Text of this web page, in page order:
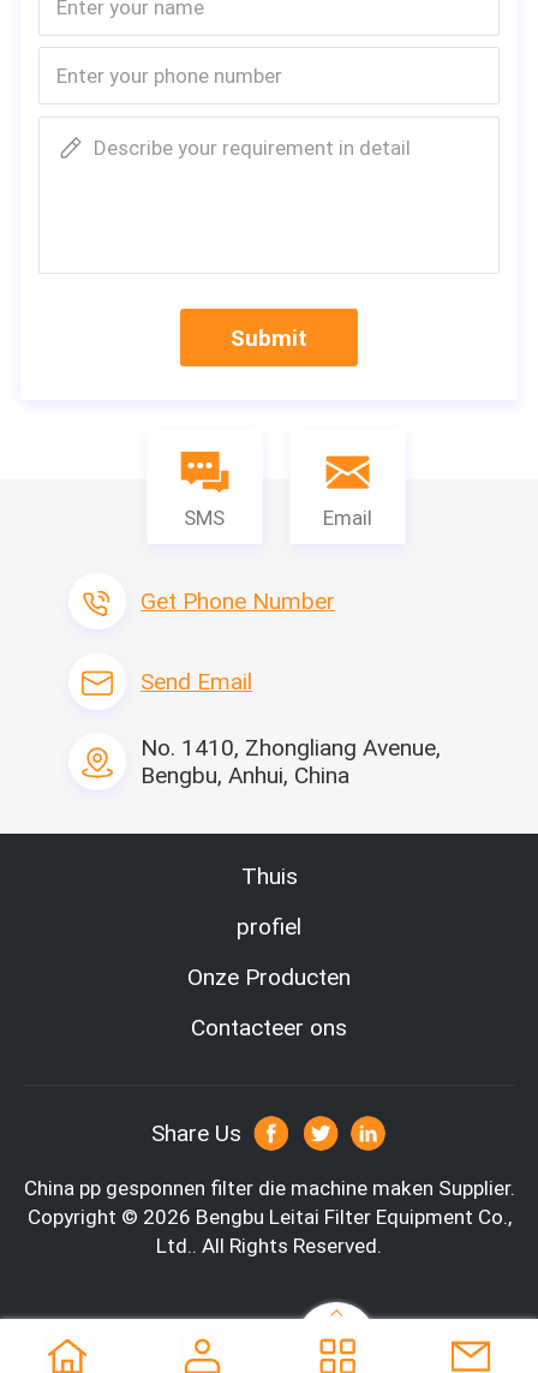
verwante producten
Describe your requirement in detail
Submit
SMS Email
Get Phone Number
Send Email
No. 1410, Zhongliang Avenue,
Bengbu, Anhui, China
Thuis
profiel
Onze Producten
Contacteer ons
Share Us
China pp gesponnen filter die machine maken Supplier.
Copyright © 2026 Bengbu Leitai Filter Equipment Co.,
Ltd.. All Rights Reserved.